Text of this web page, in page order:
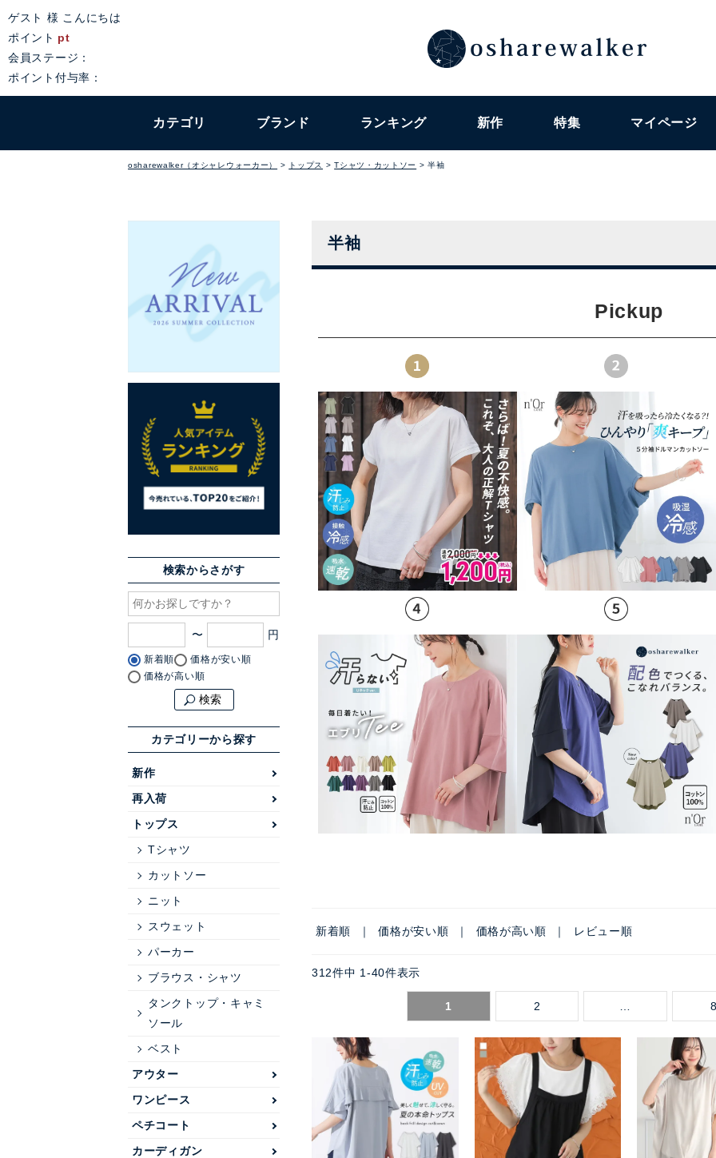
ゲスト 様 こんにちは
ポイント pt
会員ステージ：
ポイント付与率：
カテゴリ ブランド ランキング 新作 特集 マイページ
osharewalker（オシャレウォーカー） トップス Tシャツ・カットソー 半袖
検索からさがす
〜
新着順
価格が安い順
価格が高い順
検索
カテゴリーから探す
新作
再入荷
トップス
Tシャツ
カットソー
ニット
スウェット
パーカー
ブラウス・シャツ
タンクトップ・キャミ
ソール
ベスト
アウター
ワンピース
ペチコート
カーディガン
半袖
Pickup
新着順 価格が安い順 価格が高い順 レビュー順
312件中 1 -40件表示
1 2